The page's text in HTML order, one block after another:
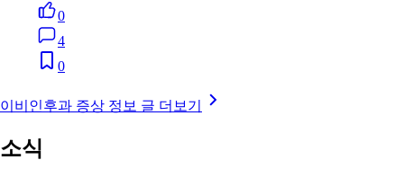
0
4
0
이비인후과 증상 정보 글 더보기
소식